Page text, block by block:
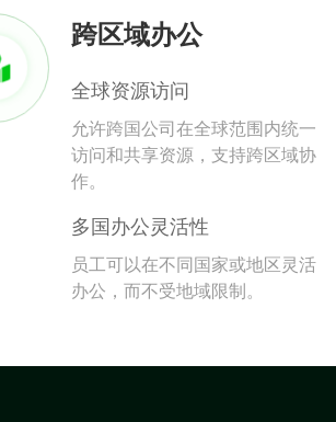
跨区域办公
全球资源访问
允许跨国公司在全球范围内统一
访问和共享资源，支持跨区域协
作。
多国办公灵活性
员工可以在不同国家或地区灵活
办公，而不受地域限制。